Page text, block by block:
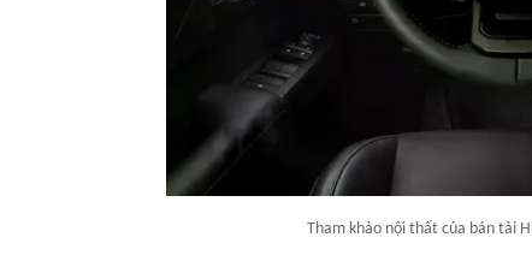
Tham khảo nội thất của bán tải